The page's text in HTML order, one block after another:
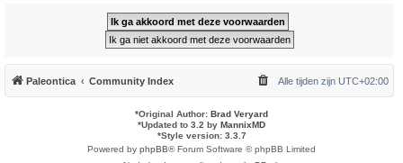
Paleontica Community Index Alle tijden zijn UTC+02:00
*Original Author: Brad Veryard
*Updated to 3.2 by MannixMD
*Style version: 3.3.7
Powered by phpBB® Forum Software © phpBB Limited